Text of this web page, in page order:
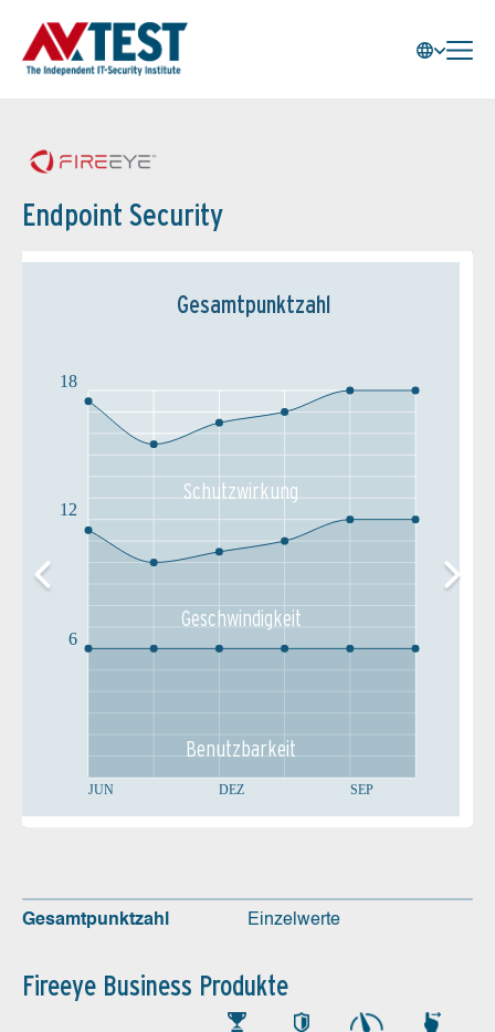
Endpoint Security
Gesamtpunktzahl
JUN DEZ SEP
6
12
18
Schutz­wirkung
Geschw­indigkeit
Benutz­barkeit
Gesamtpunktzahl Einzelwerte
Fireeye Business Produkte